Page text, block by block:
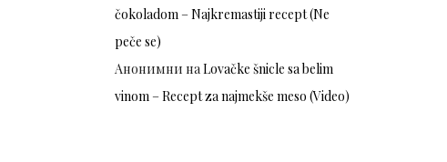
čokoladom – Najkremastiji recept (Ne
peče se)
Анонимни наLovačke šnicle sa belim
vinom – Recept za najmekše meso (Video)